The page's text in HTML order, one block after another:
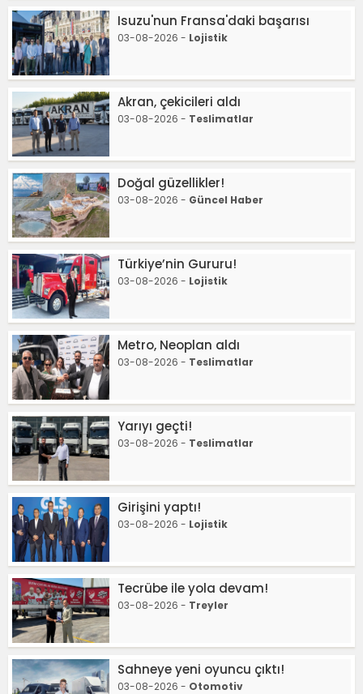
Isuzu'nun Fransa'daki başarısı
03-08-2026 - Lojistik
Akran, çekicileri aldı
03-08-2026 - Teslimatlar
Doğal güzellikler!
03-08-2026 - Güncel Haber
Türkiye’nin Gururu!
03-08-2026 - Lojistik
Metro, Neoplan aldı
03-08-2026 - Teslimatlar
Yarıyı geçti!
03-08-2026 - Teslimatlar
Girişini yaptı!
03-08-2026 - Lojistik
Tecrübe ile yola devam!
03-08-2026 - Treyler
Sahneye yeni oyuncu çıktı!
03-08-2026 - Otomotiv